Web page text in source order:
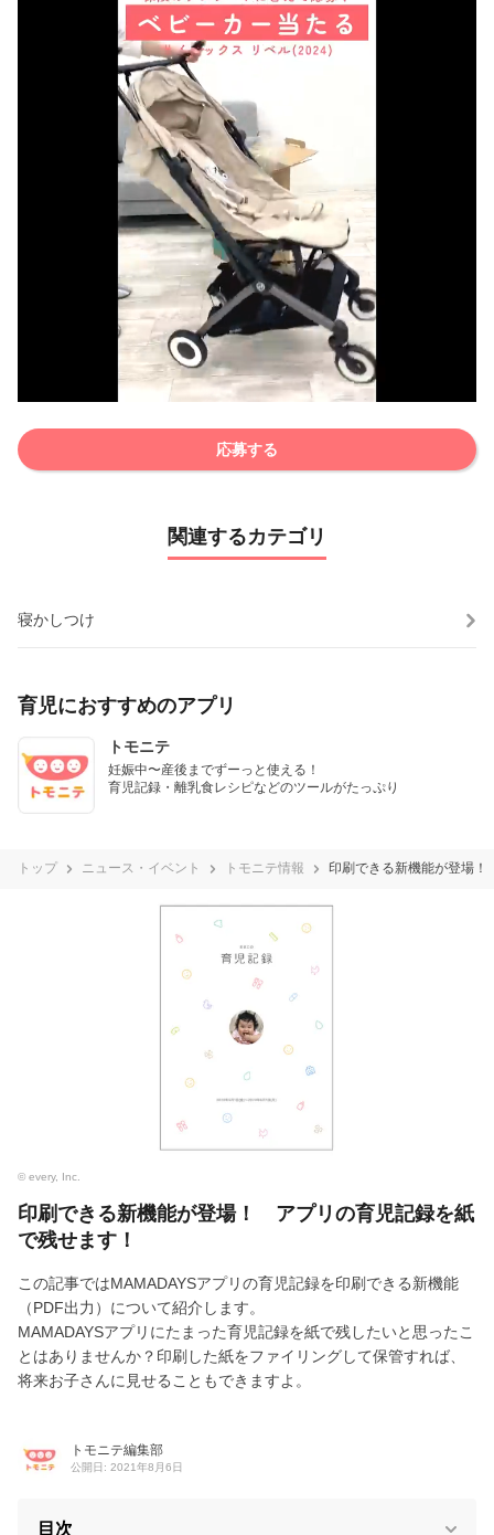
応募する
関連するカテゴリ
寝かしつけ
育児におすすめのアプリ
トモニテ
妊娠中〜産後までずーっと使える！
育児記録・離乳食レシピなどのツールがたっぷり
トップ ニュース・イベント トモニテ情報 印刷できる新機能が登場
© every, Inc.
印刷できる新機能が登場！ アプリの育児記録を紙
で残せます！
この記事ではMAMADAYSアプリの育児記録を印刷できる新機能
（PDF出力）について紹介します。
MAMADAYSアプリにたまった育児記録を紙で残したいと思ったこ
とはありませんか？印刷した紙をファイリングして保管すれば、
将来お子さんに見せることもできますよ。
トモニテ編集部
公開日: 2021年8月6日
目次